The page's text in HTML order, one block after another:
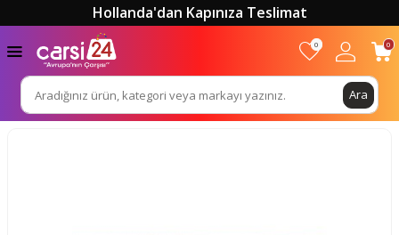
Hollanda'dan Kapınıza Teslimat
Ara
0 0